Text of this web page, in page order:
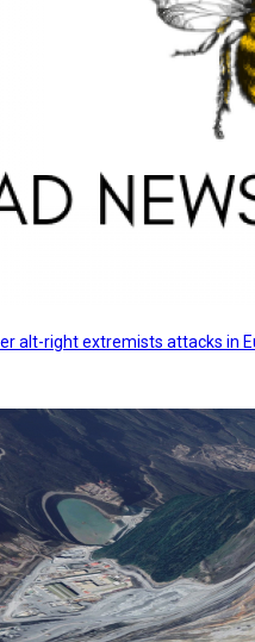
alt-right extremists attacks in